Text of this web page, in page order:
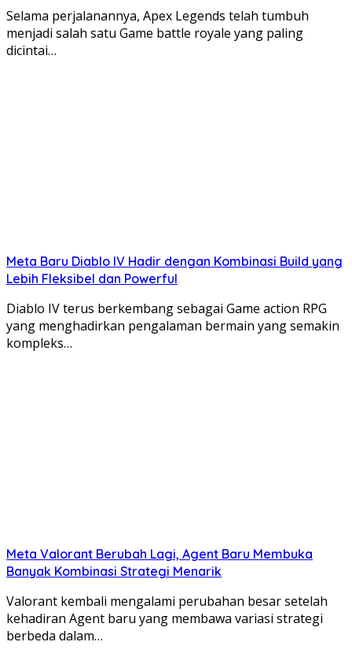
Selama perjalanannya, Apex Legends telah tumbuh
menjadi salah satu Game battle royale yang paling
dicintai…
Meta Baru Diablo IV Hadir dengan Kombinasi Build yang
Lebih Fleksibel dan Powerful
Diablo IV terus berkembang sebagai Game action RPG
yang menghadirkan pengalaman bermain yang semakin
kompleks…
Meta Valorant Berubah Lagi, Agent Baru Membuka
Banyak Kombinasi Strategi Menarik
Valorant kembali mengalami perubahan besar setelah
kehadiran Agent baru yang membawa variasi strategi
berbeda dalam…